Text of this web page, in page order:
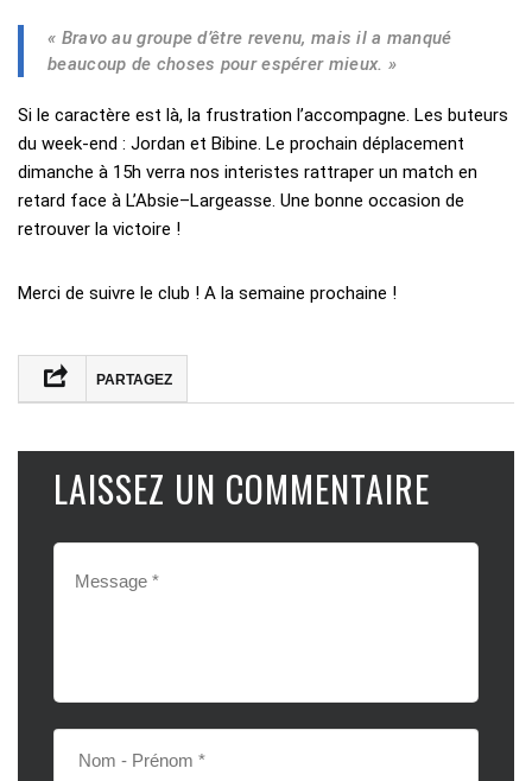
« Bravo au groupe d’être revenu, mais il a manqué
beaucoup de choses pour espérer mieux. »
Si le caractère est là, la frustration l’accompagne. Les buteurs
du week-end : Jordan et Bibine. Le prochain déplacement
dimanche à 15h verra nos interistes rattraper un match en
retard face à L’Absie–Largeasse. Une bonne occasion de
retrouver la victoire !
Merci de suivre le club ! A la semaine prochaine !
PARTAGEZ
LAISSEZ UN COMMENTAIRE